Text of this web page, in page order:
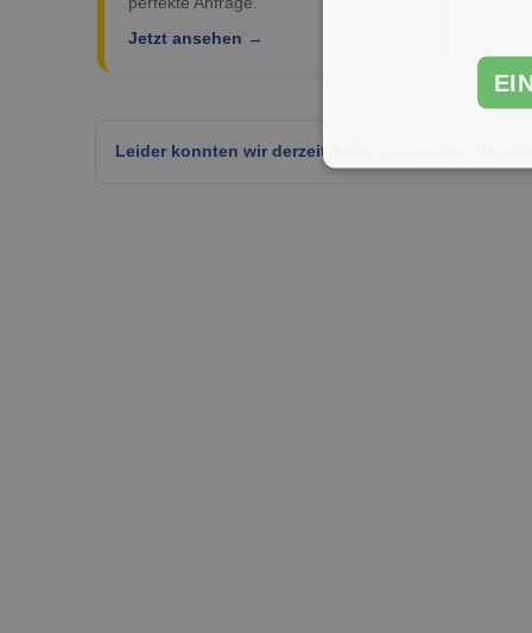
Jetzt ansehen →
Leider konnten wir derzeit keine passenden